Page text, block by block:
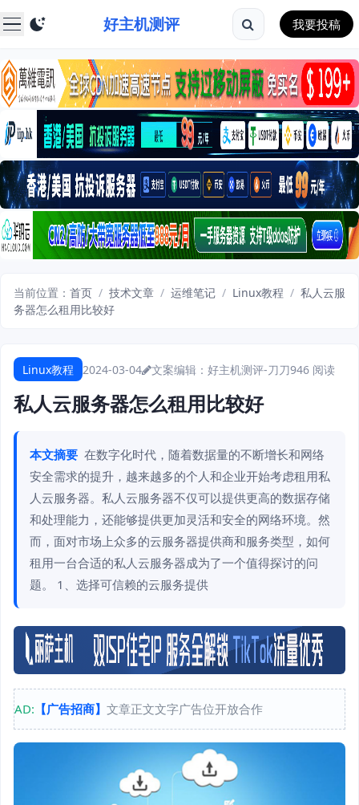
好主机测评 我要投稿
当前位置： 首页 / 技术文章 / 运维笔记 / Linux教程 / 私人云服
务器怎么租用比较好
Linux教程 2024-03-04 文案编辑：好主机测评-刀刀946 阅读
私人云服务器怎么租用比较好
本文摘要 在数字化时代，随着数据量的不断增长和网络
安全需求的提升，越来越多的个人和企业开始考虑租用私
人云服务器。私人云服务器不仅可以提供更高的数据存储
和处理能力，还能够提供更加灵活和安全的网络环境。然
而，面对市场上众多的云服务器提供商和服务类型，如何
租用一台合适的私人云服务器成为了一个值得探讨的问
题。 1、选择可信赖的云服务提供
AD: 【广告招商】 文章正文文字广告位开放合作